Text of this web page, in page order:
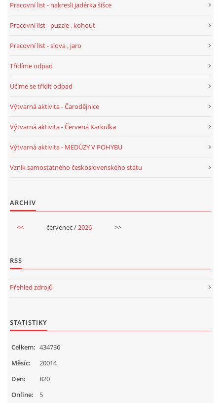
STOP ŠIKANĚ ANEB ŠIKANA BOLÍ
SADA EMOČNÍCH HER PRO DĚTI 3 - 4 ROKY
MOJE TVORBA POHÁDEK PRO DĚTI
Pracovní list - nakresli jadérka šišce
Pracovní list - puzzle , kohout
Pracovní list - slova , jaro
Třídíme odpad
Učíme se třídit odpad
Výtvarná aktivita - Čarodějnice
Výtvarná aktivita - Červená Karkulka
Výtvarná aktivita - MEDÚZY V POHYBU
Vznik samostatného československého státu
ARCHIV
<< červenec /2026 >>
RSS
Přehled zdrojů
STATISTIKY
Online: 5
Celkem: 434736
Měsíc:
20014
Den:
820